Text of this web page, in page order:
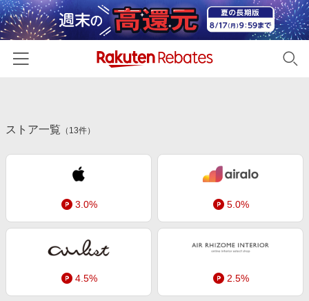
カテゴリー一覧
百貨店・総合ECモール
ファッション・インナー・小物
食品・スイーツ・お酒
日用品・キッチン用品
コスメ・健康・医薬品
キッズ・ベビー用品
家電・PC・スマホ・カメラ
初回購入者限定特典
新着ストアのご紹介
電子書籍特集
友達紹介
楽天IDでログイン/会員登録
ストア一覧 （ 13件）
3.0% 5.0%
4.5% 2.5%